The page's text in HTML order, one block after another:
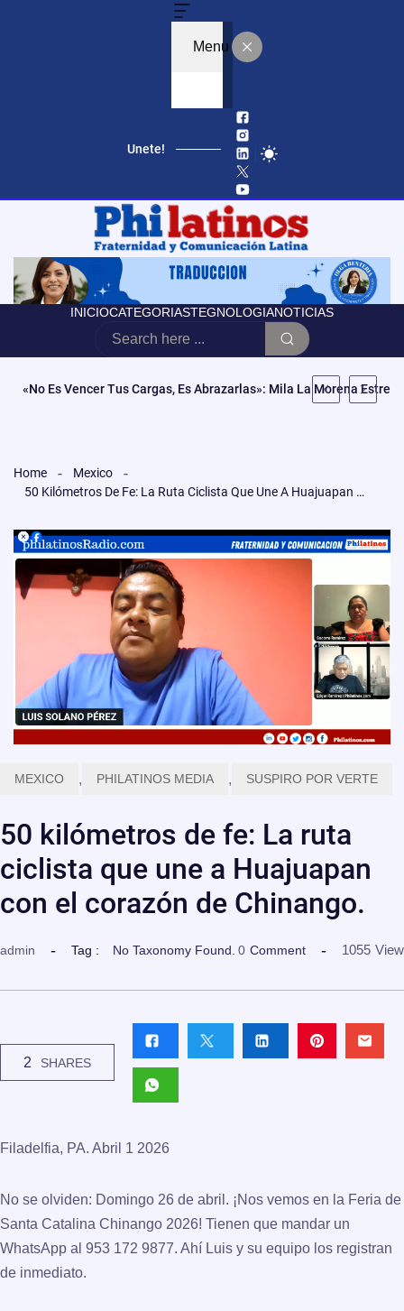
Menu
Unete!
INICIOCATEGORIASTEGNOLOGIANOTICIAS
Estrés Y Ansiedad En La Comunidad Latina: Aprende A Escuchar
Home
Mexico
50 Kilómetros De Fe: La Ruta Ciclista Que Une A Huajuapan Con El Corazón De Chinango.
MEXICO , PHILATINOS MEDIA , SUSPIRO POR VERTE
50 kilómetros de fe: La ruta
ciclista que une a Huajuapan
con el corazón de Chinango.
admin Tag : No Taxonomy Found. 0 Comment 1055 View
2 SHARES
Filadelfia, PA. Abril 1 2026
No se olviden: Domingo 26 de abril. ¡Nos vemos en la Feria de
Santa Catalina Chinango 2026! Tienen que mandar un
WhatsApp al 953 172 9877. Ahí Luis y su equipo los registran
de inmediato.